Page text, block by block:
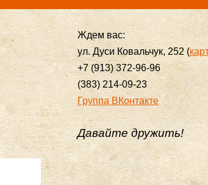
Ждем вас:
ул. Дуси Ковальчук, 252 (
+7 (913) 372-96-96
(383) 214-09-23
Группа ВКонтакте
Давайте дружить!